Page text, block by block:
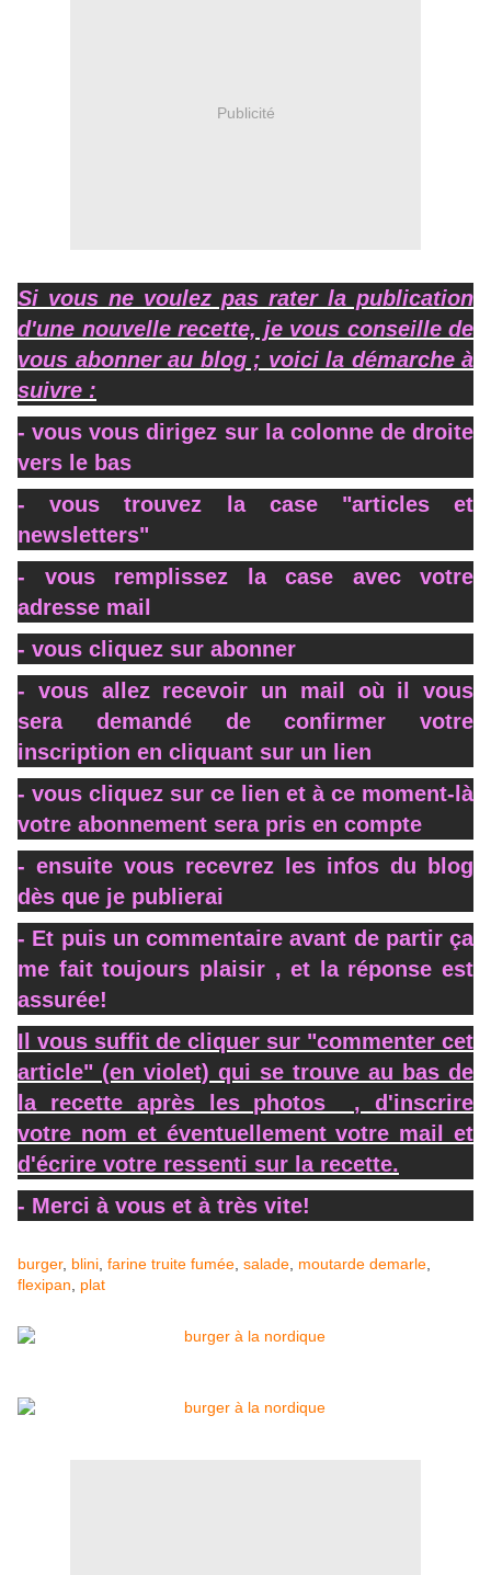
Publicité
Si vous ne voulez pas rater la publication
d'une nouvelle recette, je vous conseille de
vous abonner au blog ; voici la démarche à
suivre :
- vous vous dirigez sur la colonne de droite
vers le bas
- vous trouvez la case "articles et
newsletters"
- vous remplissez la case avec votre
adresse mail
- vous cliquez sur abonner
- vous allez recevoir un mail où il vous
sera demandé de confirmer votre
inscription en cliquant sur un lien
- vous cliquez sur ce lien et à ce moment-là
votre abonnement sera pris en compte
- ensuite vous recevrez les infos du blog
dès que je publierai
- Et puis un commentaire avant de partir ça
me fait toujours plaisir , et la réponse est
assurée!
Il vous suffit de cliquer sur "commenter cet
article" (en violet) qui se trouve au bas de
la recette après les photos , d'inscrire
votre nom et éventuellement votre mail et
d'écrire votre ressenti sur la recette.
- Merci à vous et à très vite!
burger, blini farine truite fumée salade moutarde demarle
flexipan
plat